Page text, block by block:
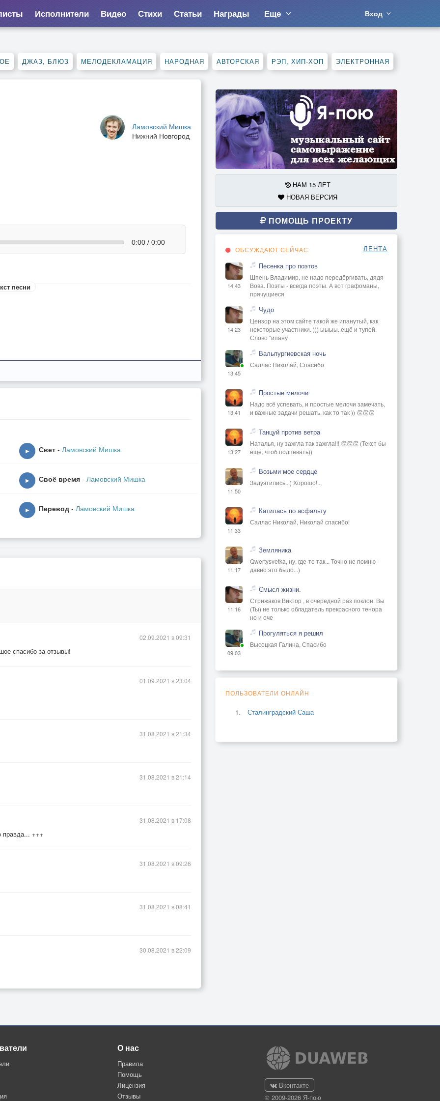
Исполнители Видео Стихи Статьи Награды Еще Вход
ДЖАЗ, БЛЮЗ МЕЛОДЕКЛАМАЦИЯ НАРОДНАЯ АВТОРСКАЯ РЭП, ХИП-ХОП ЭЛЕКТРОННАЯ
Ламовский Мишка
Нижний Новгород
0:00 / 0:00
песни
▶ Свет - Ламовский Мишка
▶ Своё время - Ламовский Мишка
▶ Перевод - Ламовский Мишка
спасибо за отзывы!
02.09.2021 в 09:31
01.09.2021 в 23:04
31.08.2021 в 21:34
31.08.2021 в 21:14
правда... +++
31.08.2021 в 17:08
31.08.2021 в 09:26
31.08.2021 в 08:41
30.08.2021 в 22:09
НАМ 15 ЛЕТ
НОВАЯ ВЕРСИЯ
ПОМОЩЬ ПРОЕКТУ
ОБСУЖДАЮТ СЕЙЧАС ЛЕНТА
14:43
Песенка про поэтов
Шпень Владимир, не надо передёргивать, дядя
Вова. Поэты - всегда поэты. А вот графоманы,
прячущиеся
14:23
Чудо
Цензор на этом сайте такой же ипанутый, как
некоторые участники. ))) ыыыы. ещё и тупой.
Слово "ипану
13:45
Вальпургиевская ночь
Саллас Николай, Спасибо
13:41
Простые мелочи
Надо всё успевать, и простые мелочи замечать,
и важные задачи решать, как то так )) 👏👏👏
13:27
Танцуй против ветра
Наталья, ну зажгла так зажгла!!! 👏👏👏 (Текст бы
ещё, чтоб подпевать))
11:50
Возьми мое сердце
Задуэтились...) Хорошо!..
11:33
Катилась по асфальту
Саллас Николай, Николай спасибо!
11:17
Земляника
Qwertysvetka, ну, где-то так... Точно не помню -
давно это было...)
11:16
Смысл жизни.
Стрижаков Виктор , в очередной раз поклон. Вы
(Ты) не только обладатель прекрасного тенора
но и оче
09:03
Прогуляться я решил
Высоцкая Галина, Спасибо
ПОЛЬЗОВАТЕЛИ ОНЛАЙН
Сталинградский Саша
О нас
Правила
Помощь
Лицензия
Отзывы
Вконтакте
© 2009-2026 Я-пою